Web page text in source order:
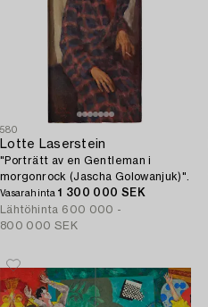
580
Lotte Laserstein
"Porträtt av en Gentleman i
morgonrock (Jascha Golowanjuk)".
Vasarahinta1 300 000 SEK
Lähtöhinta 600 000 -
800 000 SEK